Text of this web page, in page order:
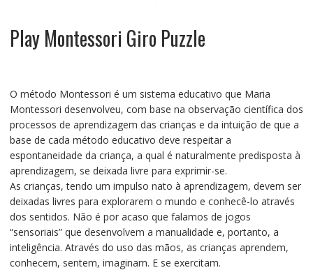
Play Montessori Giro Puzzle
O método Montessori é um sistema educativo que Maria
Montessori desenvolveu, com base na observação científica dos
processos de aprendizagem das crianças e da intuição de que a
base de cada método educativo deve respeitar a
espontaneidade da criança, a qual é naturalmente predisposta à
aprendizagem, se deixada livre para exprimir-se.
As crianças, tendo um impulso nato à aprendizagem, devem ser
deixadas livres para explorarem o mundo e conhecê-lo através
dos sentidos. Não é por acaso que falamos de jogos
“sensoriais” que desenvolvem a manualidade e, portanto, a
inteligência. Através do uso das mãos, as crianças aprendem,
conhecem, sentem, imaginam. E se exercitam.